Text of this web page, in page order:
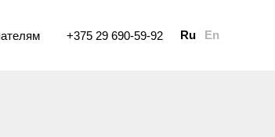
Ru
+375 29 690-59-92 En